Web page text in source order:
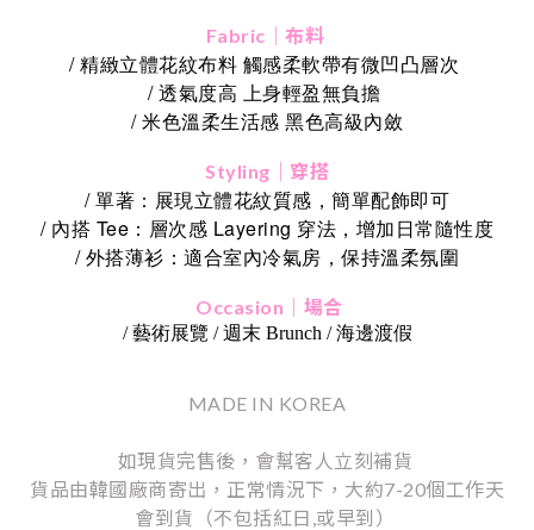
Fabric｜布料
/ 精緻立體花紋布料 觸感柔軟帶有微凹凸層次
/ 透氣度高 上身輕盈無負擔
/ 米色溫柔生活感 黑色高級內斂
Styling｜穿搭
/ 單著：展現立體花紋質感，簡單配飾即可
/ 內搭 Tee：層次感 Layering 穿法，增加日常隨性度
/ 外搭薄衫：適合室內冷氣房，保持溫柔氛圍
Occasion｜場合
/ 藝術展覽 / 週末 Brunch / 海邊渡假
MADE IN KOREA
如現貨完售後，會幫客人立刻補貨
貨品由韓國廠商寄出，正常情況下，大約7-20個工作天
會到貨（不包括紅日,或早到）